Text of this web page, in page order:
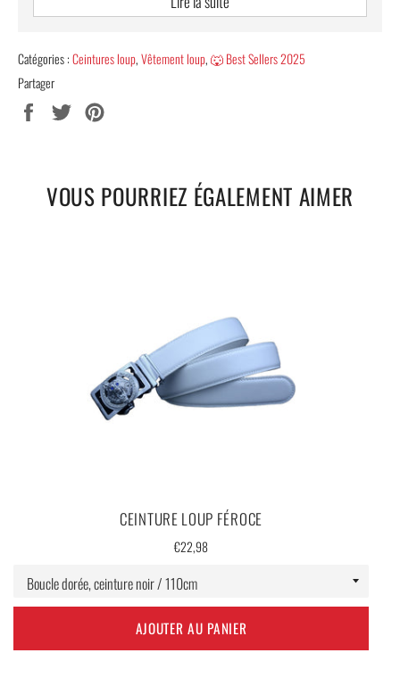
Longueur de la ceinture : 110 cm – 115 cm – 120 cm – 125
Largeur de la ceinture : 3.5 cm.
Taille de boucle : longueur 7.5 cm, largeur : 4.5 cm.
LIVRAISON OFFERTE
Catégories :Ceintures loup,Vêtement loup,🐺 Best Sellers 2025
Partager
Partager Tweeter
VOUS POURRIEZ ÉGALEMENT AIMER
CEINTURE LOUP FÉROCE
Prix
€22,98
AJOUTER AU PANIER